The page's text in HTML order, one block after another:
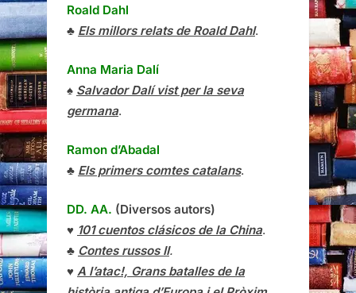
Roald Dahl
♣ Els millors relats de Roald Dahl.
Anna Maria Dalí
♠ Salvador Dalí vist per la seva
germana.
Ramon d’Abadal
♣ Els primers comtes catalans.
DD. AA. (Diversos autors)
♥ 101 cuentos clásicos de la China.
♣ Contes russos II.
♥ A l’atac!, Grans batalles de la